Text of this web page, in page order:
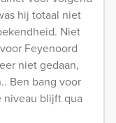
hij totaal niet
Niet
Feyenoord
niet gedaan,
Ben bang voor
niveau blijft qua